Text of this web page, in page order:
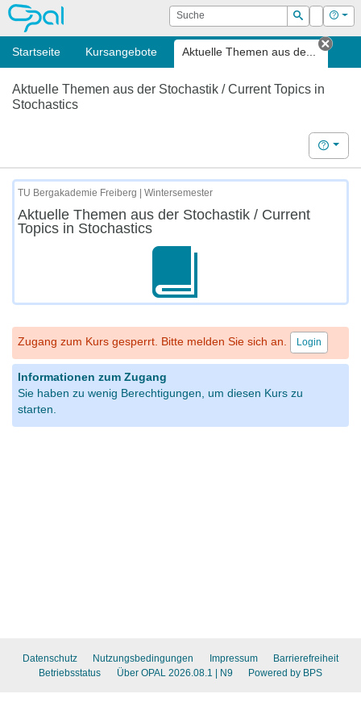
OPAL Suche
Suchen
Login Hilfe
Startseite Kursangebote Aktuelle Themen aus de...
Tab
Aktuelle Themen aus der Stochastik / Current Topics in
Stochastics
Hilfe
TU Bergakademie Freiberg | Wintersemester
Aktuelle Themen aus der Stochastik / Current
Topics in Stochastics
Zugang zum Kurs gesperrt. Bitte melden Sie sich an. Login
Informationen zum Zugang
Sie haben zu wenig Berechtigungen, um diesen Kurs zu
starten.
Datenschutz Nutzungsbedingungen Impressum
Barrierefreiheit
Betriebsstatus
Über OPAL 2026.08.1 | N9 Powered by BPS